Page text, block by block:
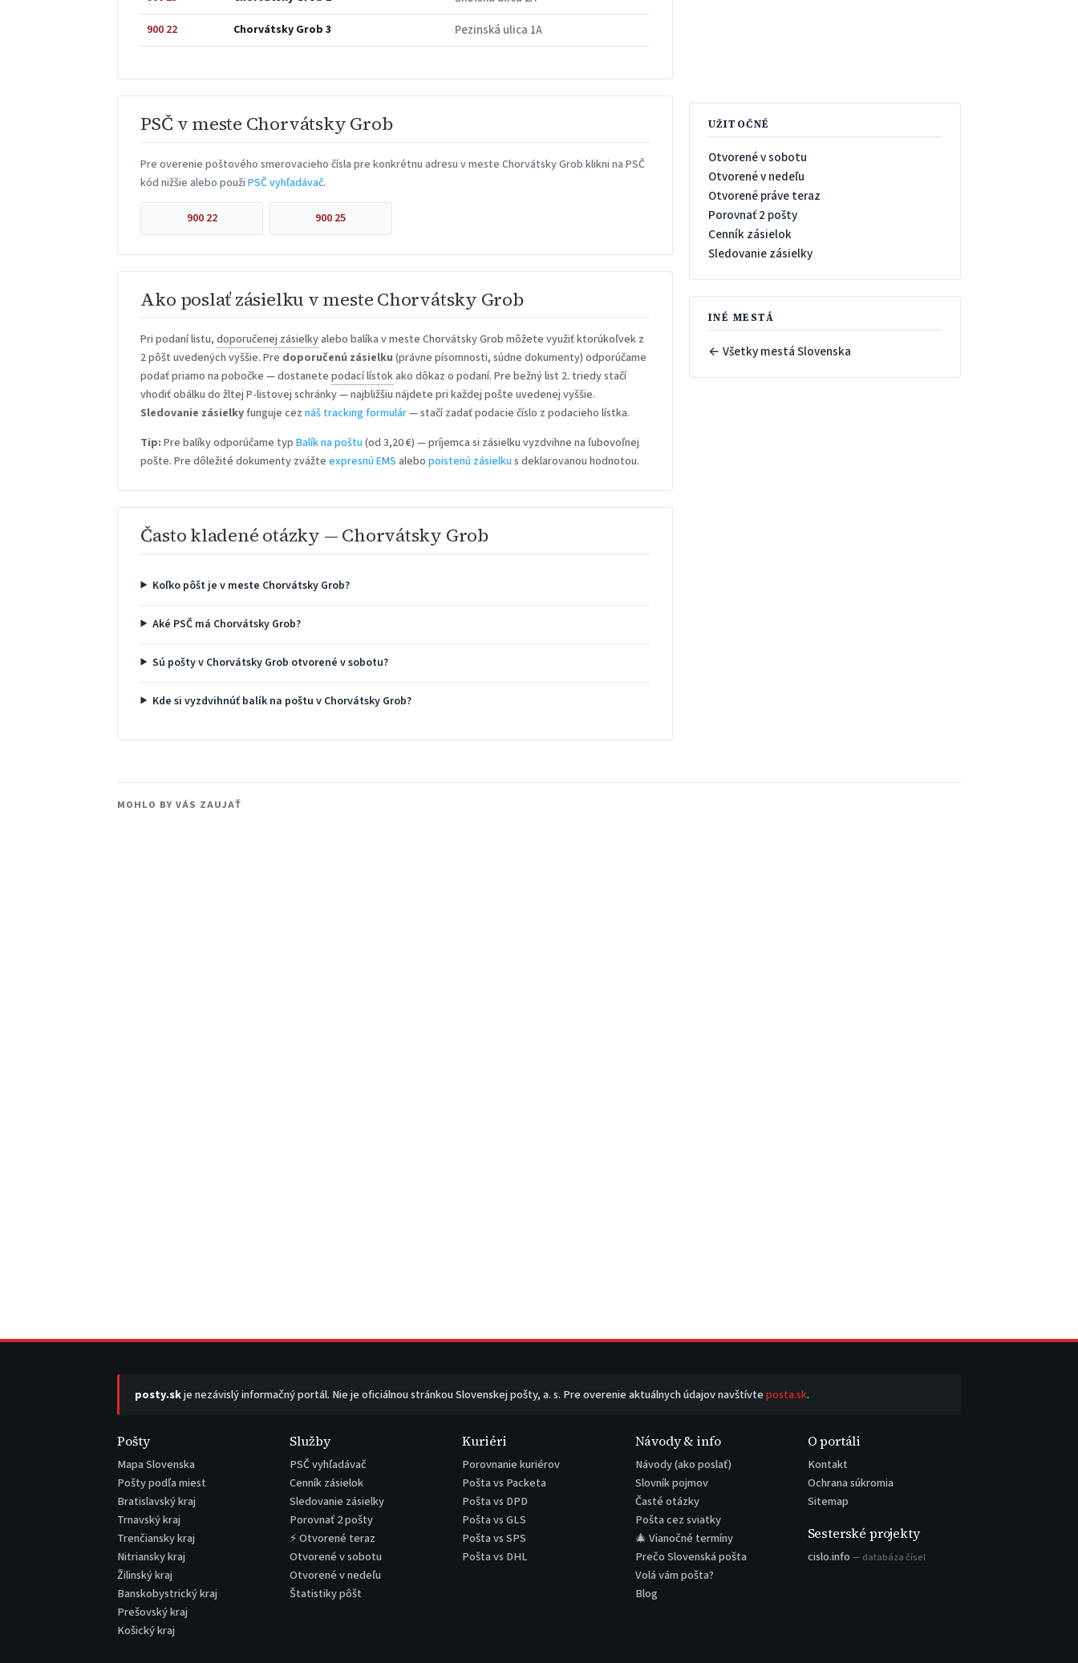
900 22 Chorvátsky Grob 3 Pezinská ulica 1A
PSČ v meste Chorvátsky Grob
Pre overenie poštového smerovacieho čísla pre konkrétnu adresu v meste Chorvátsky Grob klikni na PSČ
kód nižšie alebo použiPSČ vyhľadávač.
900 22 900 25
Ako poslať zásielku v meste Chorvátsky Grob
Pri podaní listu,doporučenej zásielkyalebo balíka v meste Chorvátsky Grob môžete využiť ktorúkoľvek z
2 pôšt uvedených vyššie. Pre doporučenú zásielku (právne písomnosti, súdne dokumenty) odporúčame
podať priamo na pobočke — dostanetepodací lístokako dôkaz o podaní. Pre bežný list 2. triedy stačí
vhodiť obálku do žltej P-listovej schránky — najbližšiu nájdete pri každej pošte uvedenej vyššie.
Sledovanie zásielkyfunguje ceznáš tracking formulár— stačí zadať podacie číslo z podacieho lístka.
Tip: Pre balíky odporúčame typBalík na poštu (od 3,20 €) — príjemca si zásielku vyzdvihne na ľubovoľnej
pošte. Pre dôležité dokumenty zvážteexpresnú EMS alebopoistenú zásielku s deklarovanou hodnotou.
Často kladené otázky — Chorvátsky Grob
Koľko pôšt je v meste Chorvátsky Grob?
Aké PSČ má Chorvátsky Grob?
Sú pošty v Chorvátsky Grob otvorené v sobotu?
Kde si vyzdvihnúť balík na poštu v Chorvátsky Grob?
UŽITOČNÉ
Otvorené v sobotu
Otvorené v nedeľu
Otvorené práve teraz
Porovnať 2 pošty
Cenník zásielok
Sledovanie zásielky
INÉ MESTÁ
← Všetky mestá Slovenska
MOHLO BY VÁS ZAUJAŤ
posty.skje nezávislý informačný portál. Nie je oficiálnou stránkou Slovenskej pošty, a. s. Pre overenie aktuálnych údajov navštívteposta.sk.
Pošty
Mapa Slovenska
Pošty podľa miest
Bratislavský kraj
Trnavský kraj
Trenčiansky kraj
Nitriansky kraj
Žilinský kraj
Banskobystrický kraj
Prešovský kraj
Košický kraj
Služby
PSČ vyhľadávač
Cenník zásielok
Sledovanie zásielky
Porovnať 2 pošty
⚡ Otvorené teraz
Otvorené v sobotu
Otvorené v nedeľu
Štatistiky pôšt
Kuriéri
Porovnanie kuriérov
Pošta vs Packeta
Pošta vs DPD
Pošta vs GLS
Pošta vs SPS
Pošta vs DHL
Návody & info
Návody (ako poslať)
Slovník pojmov
Časté otázky
Pošta cez sviatky
🎄 Vianočné termíny
Prečo Slovenská pošta
Volá vám pošta?
Blog
O portáli
Kontakt
Ochrana súkromia
Sitemap
Sesterské projekty
cislo.info — databáza čísel